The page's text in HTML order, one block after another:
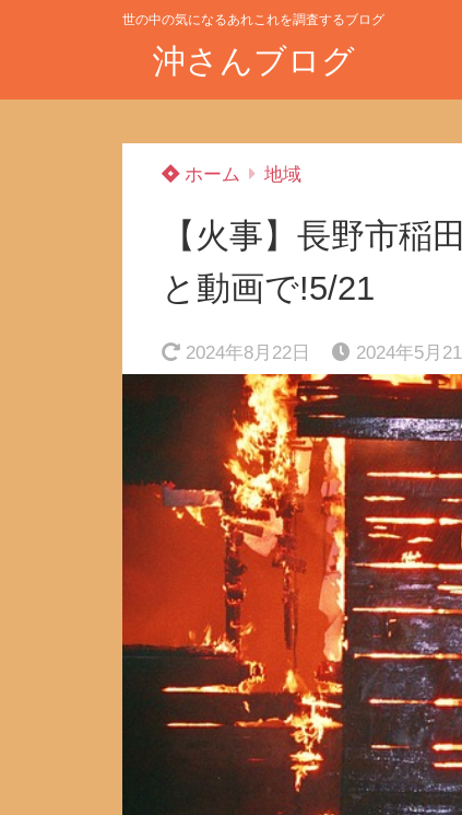
世の中の気になるあれこれを調査するブログ
沖さんブログ
ホーム 地域
【火事】長野市稲
と動画で!5/21
2024年8月22日 2024年5月